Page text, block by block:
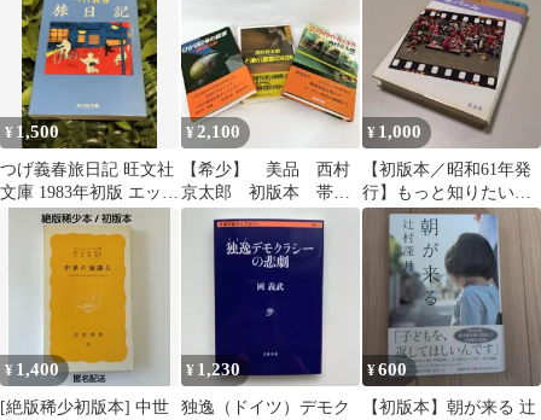
¥ 1,500
つげ義春旅日記 旺文社
文庫 1983年初版 エッセ
イ 紀行文
¥2,100
【希少】 美品 西村
京太郎 初版本 帯付
き 単行本 ３冊セッ
ト 小説 読書
¥ 1,000
【初版本／昭和61年発
行】もっと知りたいネ
パール 石井溥
¥ 1,400
[絶版稀少初版本] 中世
¥ 1,230
独逸（ドイツ）デモク
¥600
【初版本】朝が来る 辻